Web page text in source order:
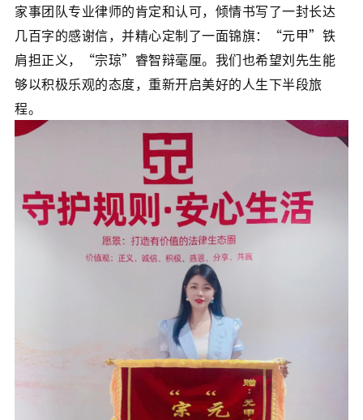
家事团队专业律师的肯定和认可，倾情书写了一封长达
几百字的感谢信，并精心定制了一面锦旗：“元甲”铁
肩担正义，“宗琼”睿智辩毫厘。我们也希望刘先生能
够以积极乐观的态度，重新开启美好的人生下半段旅
程。